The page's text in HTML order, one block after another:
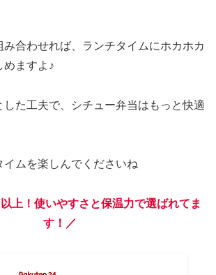
み合わせれば、ランチタイムにホカホカ
めますよ♪
した工夫で、シチュー弁当はもっと快適
イムを楽しんでくださいね
上！使いやすさと保温力で選ばれてま
す！／